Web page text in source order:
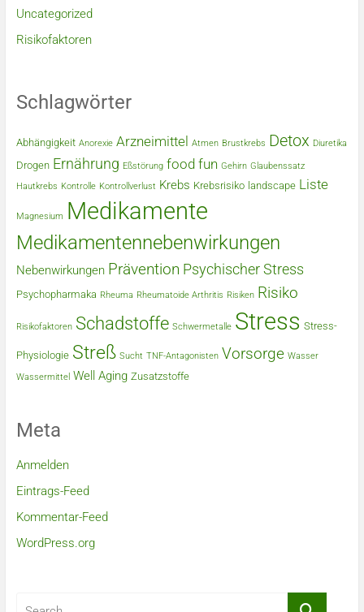
Uncategorized
Risikofaktoren
Schlagwörter
Abhängigkeit Anorexie Arzneimittel Atmen Brustkrebs Detox Diuretika
Drogen Ernährung Eßstörung food fun Gehirn Glaubenssatz
Hautkrebs Kontrolle Kontrollverlust Krebs Krebsrisiko landscape Liste
Magnesium Medikamente
Medikamentennebenwirkungen
Nebenwirkungen Prävention Psychischer Stress
Psychopharmaka Rheuma Rheumatoide Arthritis Risiken Risiko
Risikofaktoren Schadstoffe Schwermetalle Stress Stress-
Physiologie Streß Sucht TNF-Antagonisten Vorsorge Wasser
Wassermittel Well Aging Zusatzstoffe
Meta
Anmelden
Eintrags-Feed
Kommentar-Feed
WordPress.org